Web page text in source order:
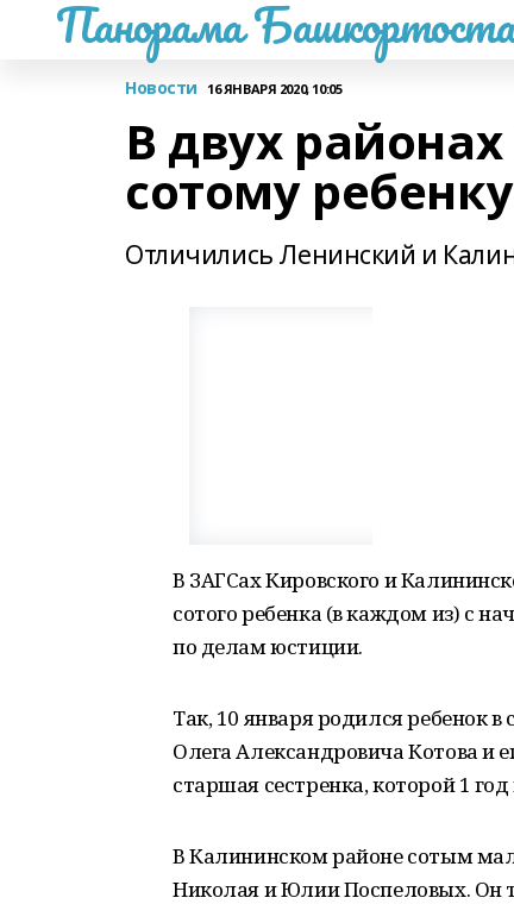
Панорама
Новости 16 ЯНВАРЯ 2020, 10:05
В двух
сотому
Отличились Ленинский и
В ЗАГСах Кировского и
сотого ребенка (в каждом из) с
по делам юстиции.
Так, 10 января родился ребенок
Олега Александровича Котова и
старшая сестренка, которой 1 год
В Калининском районе сотым
Николая и Юлии Поспеловых. Он